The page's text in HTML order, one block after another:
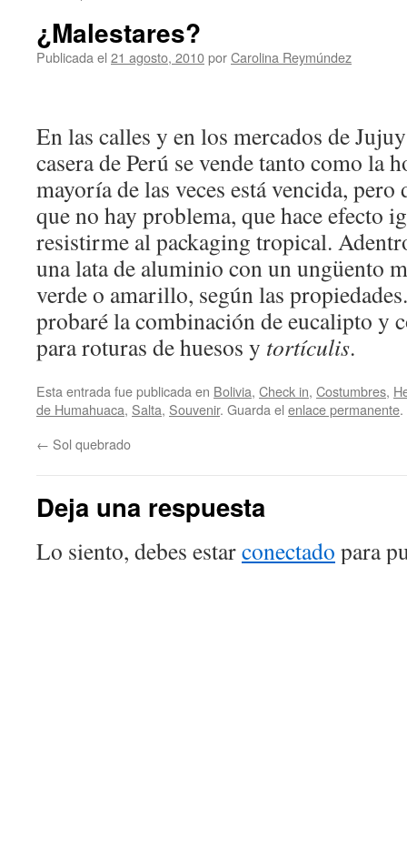
¿Malestares?
Publicada el 21 agosto, 2010porCarolina Reymúndez
En las calles y en los mercados de
casera de Perú se vende tanto como la
mayoría de las veces está vencida, pero
que no hay problema, que hace efecto
resistirme al packaging tropical.
una lata de aluminio con un ungüento
verde o amarillo, según las
probaré la combinación de eucalipto y
para roturas de huesos y tortículis.
Esta entrada fue publicada en Bolivia, Check in, Costumbres,
de Humahuaca, Salta, Souvenir. Guarda el enlace permanente.
← Sol quebrado
Deja una respuesta
Lo siento, debes estarconectado para